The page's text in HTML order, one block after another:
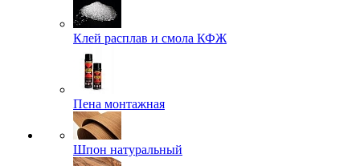
Клей расплав и смола КФЖ
Пена монтажная
Шпон натуральный